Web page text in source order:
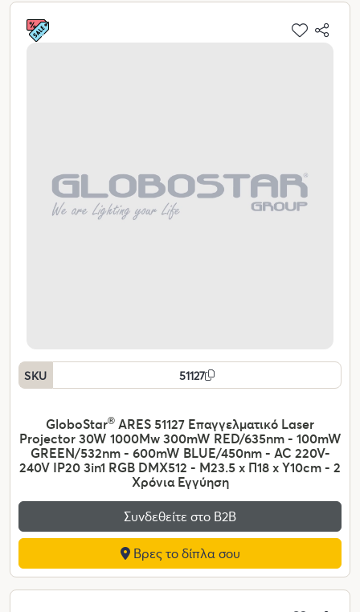
SKU 51127
GloboStar® ARES 51127 Επαγγελματικό Laser
Projector 30W 1000Mw 300mW RED/635nm - 100mW
GREEN/532nm - 600mW BLUE/450nm - AC 220V-
240V IP20 3in1 RGB DMX512 - Μ23.5 x Π18 x Υ10cm - 2
Χρόνια Εγγύηση
Συνδεθείτε στο Β2Β
Βρες το δίπλα σου